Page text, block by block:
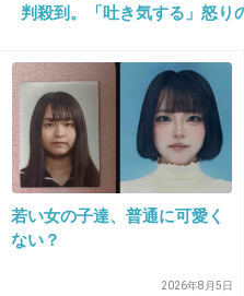
16. 匿名 2014/06/16(月) 17:06:30
でもあれはふつうに宇
自分の影響力を分かっ
しかも周りが言ってる
かないわ
判殺到。「吐き気する」怒り
若い女の子達、普通に可愛く
ない？
2026年8月5日